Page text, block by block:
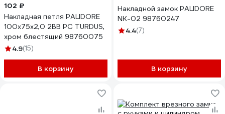
102 ₽
Накладная петля PALIDORE
100х75х2,0 2ВВ PC TURDUS,
хром блестящий 98760075
4.9(15)
В корзину
Накладной замок PALIDORE
NK-02 98760247
4.4(7)
В корзину